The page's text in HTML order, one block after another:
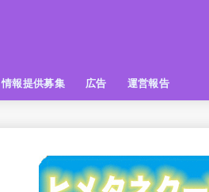
情報提供募集 広告 運営報告